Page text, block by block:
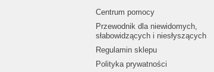
Centrum pomocy
Przewodnik dla niewidomych,
słabowidzących i niesłyszących
Regulamin sklepu
Polityka prywatności